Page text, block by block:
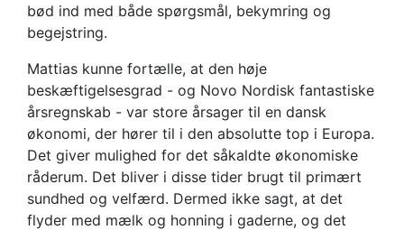
bød ind med både spørgsmål, bekymring og
begejstring.
Mattias kunne fortælle, at den høje
beskæftigelsesgrad - og Novo Nordisk fantastiske
årsregnskab - var store årsager til en dansk
økonomi, der hører til i den absolutte top i Europa.
Det giver mulighed for det såkaldte økonomiske
råderum. Det bliver i disse tider brugt til primært
sundhed og velfærd. Dermed ikke sagt, at det
flyder med mælk og honning i gaderne, og det